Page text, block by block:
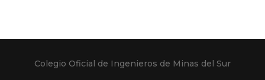
Colegio Oficial de Ingenieros de Minas del Sur